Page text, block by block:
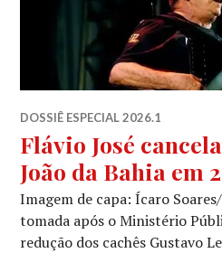
DOSSIÊ ESPECIAL 2026.1
Flávio José
João da Bahia em
Imagem de capa: Ícaro
tomada após o Ministério
redução dos cachês Gustavo